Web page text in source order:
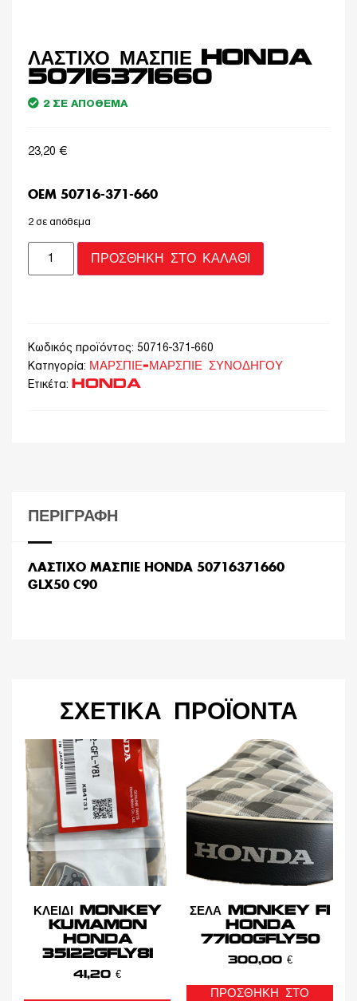
ΛΑΣΤΙΧΟ ΜΑΣΠΙΕ HONDA
50716371660
2 ΣΕ ΑΠΌΘΕΜΑ
23,20 €
OEM 50716-371-660
2 σε απόθεμα
ΠΡΟΣΘΉΚΗ ΣΤΟ ΚΑΛΆΘΙ
Κωδικός προϊόντος: 50716-371-660
Κατηγορία: ΜΑΡΣΠΙΕ-ΜΑΡΣΠΙΕ ΣΥΝΟΔΗΓΟΥ
Ετικέτα: HONDA
ΠΕΡΙΓΡΑΦΉ
ΛΑΣΤΙΧΟ ΜΑΣΠΙΕ HONDA 50716371660
GLX50 C90
ΣΧΕΤΙΚΆ ΠΡΟΪΌΝΤΑ
ΚΛΕΙΔΙ MONKEY
KUMAMON
HONDA
35122GFLY81
41,20 €
ΣΕΛΑ MONKEY FI
HONDA
77100GFLY50
300,00 €
ΠΡΟΣΘΉΚΗ ΣΤΟ